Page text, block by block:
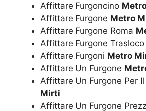
Affittare Furgoncino
Affittare Furgone Metro
Affittare Furgone Roma
Affittare Furgone Trasloco
Affittare Furgoni Metro
Affittare Un Furgone
Affittare Un Furgone Per
Mirti
Affittare Un Furgone